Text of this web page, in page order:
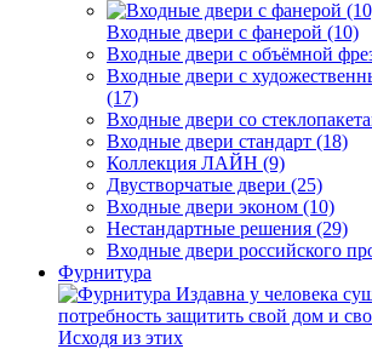
Входные двери с фанерой (10)
Входные двери с объёмной
Входные двери с
(17)
Входные двери со
Входные двери стандарт (18)
Коллекция ЛАЙН (9)
Двустворчатые двери (25)
Входные двери эконом (10)
Нестандартные решения (29)
Входные двери российского
Фурнитура
Издавна у человека
потребность защитить свой дом и
Исходя из этих